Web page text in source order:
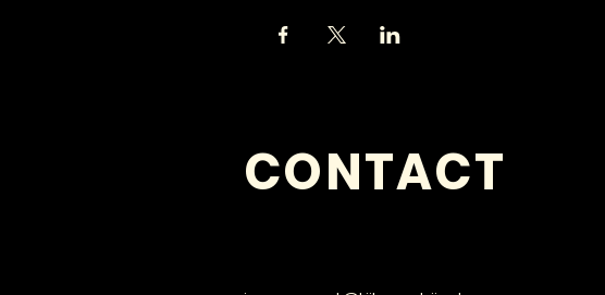
CONTACT